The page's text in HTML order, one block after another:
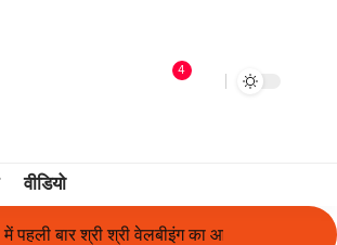
4
वीडियो
गुजरात और केरल में अतिवृष्टि के कारण दिवंगत हुए